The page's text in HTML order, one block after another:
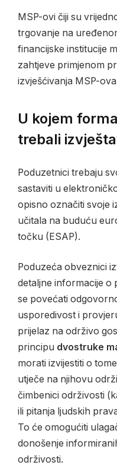
MSP-ovi čiji su
trgovanje na
financijske institucije
zahtjeve primjenom
izvješćivanja MSP-
U kojem
trebali
Poduzetnici trebaju
sastaviti u
opisno označiti svoje
učitala na buduću
točku (ESAP).
Poduzeća obveznici
detaljne informacije o
se povećati
usporedivost i
prijelaz na održivo
principu dvostruke
morati izvijestiti o
utječe na njihovu
čimbenici održivosti
ili pitanja ljudskih
To će omogućiti
donošenje
održivosti.